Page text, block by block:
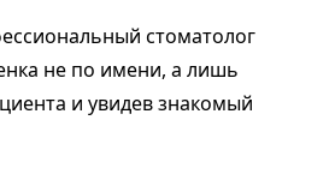
стоматолог
не по имени, а лишь
и увидев знакомый